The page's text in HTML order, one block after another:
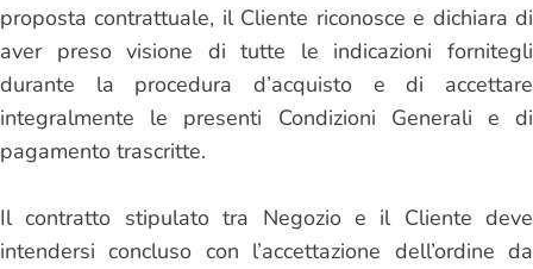
proposta contrattuale, il Cliente riconosce e dichiara di
aver preso visione di tutte le indicazioni fornitegli
durante la procedura d’acquisto e di accettare
integralmente le presenti Condizioni Generali e di
pagamento trascritte.
Il contratto stipulato tra Negozio e il Cliente deve
intendersi concluso con l’accettazione dell’ordine da